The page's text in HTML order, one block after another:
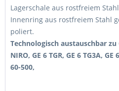
Lagerschale aus rostfreiem
Innenring aus rostfreiem Stahl
poliert.
Technologisch austauschbar zu
NIRO, GE 6 TGR, GE 6 TG3A, GE
60-500,